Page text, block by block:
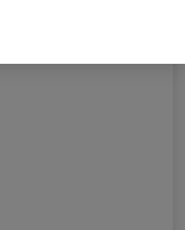
nummer dat